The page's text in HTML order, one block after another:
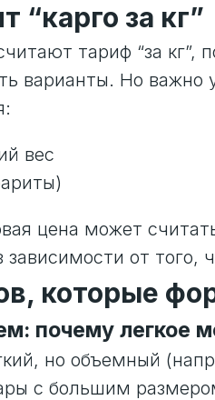
“карго за кг”
тариф “за
варианты. Но важно
вес
цена может
зависимости от того,
которые
почему легкое
но объемный
с большим